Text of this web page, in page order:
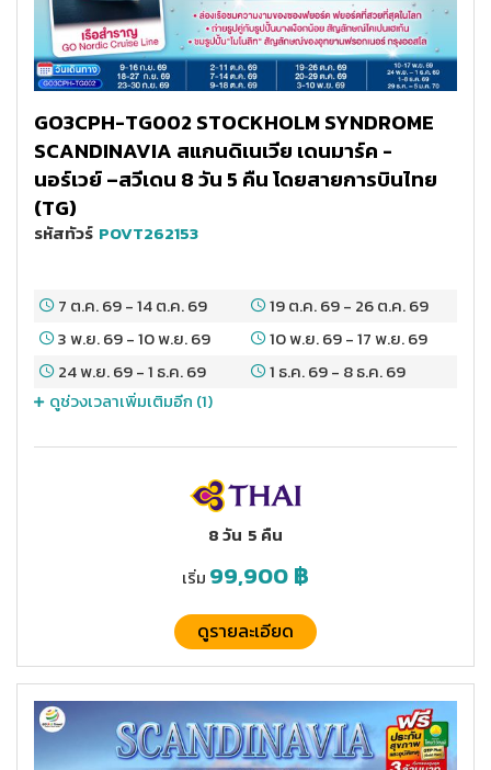
GO3CPH-TG002 STOCKHOLM SYNDROME
SCANDINAVIA สแกนดิเนเวีย เดนมาร์ค -
นอร์เวย์ –สวีเดน 8 วัน 5 คืน โดยสายการบินไทย
(TG)
รหัสทัวร์ POVT262153
7 ต.ค. 69-14 ต.ค. 69 19 ต.ค. 69- 26 ต.ค. 69
3 พ.ย. 69-10 พ.ย. 69 10 พ.ย. 69-17 พ.ย. 69
24 พ.ย. 69-1 ธ.ค. 69 1 ธ.ค. 69- 8 ธ.ค. 69
ดูช่วงเวลาเพิ่มเติมอีก (1)
8 วัน 5 คืน
เริ่ม 99,900฿
ดูรายละเอียด